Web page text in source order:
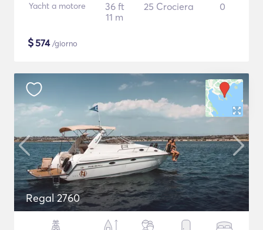
Yacht a motore
36 ft
11 m
25 Crociera 0
$574/giorno
Regal 2760